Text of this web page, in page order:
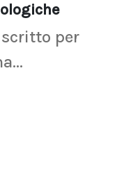
per